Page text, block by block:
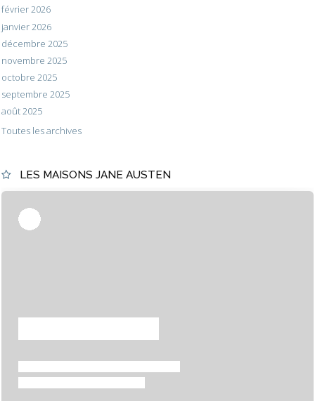
février 2026
janvier 2026
décembre 2025
novembre 2025
octobre 2025
septembre 2025
août 2025
Toutes les archives
LES MAISONS JANE AUSTEN